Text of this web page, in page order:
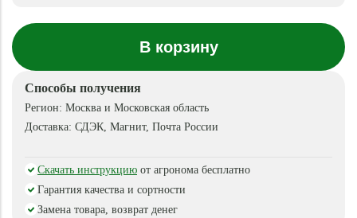
В корзину
Способы получения
Регион: Москва и Московская область
Доставка: СДЭК, Магнит, Почта России
Скачать инструкцию от агронома бесплатно
Гарантия качества и сортности
Замена товара, возврат денег